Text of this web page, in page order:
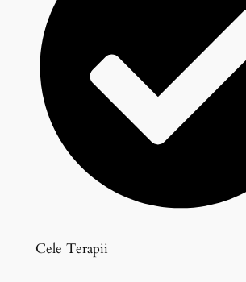
Cele Terapii